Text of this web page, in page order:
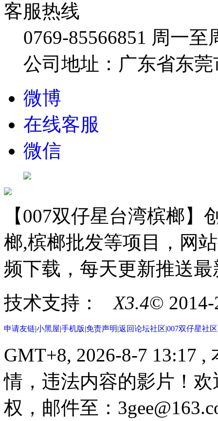
客服热线
0769-85566851 周一至
公司地址：广东省东
微博
在线客服
微信
【007双仔星台湾槟榔
榔,槟榔批发等项目，网
频下载，每天更新推送
技术支持：
X3.4©
申请友链|小黑屋|手机版|免责声明|返回论坛社区|007双仔星社
GMT+8, 2026-8-7 13:17 ,
情，违法内容的影片！
权，邮件至：